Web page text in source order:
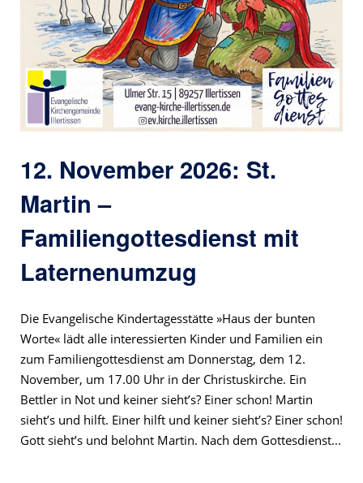
12. November 2026: St.
Martin –
Familiengottesdienst mit
Laternenumzug
Die Evangelische Kindertagesstätte »Haus der bunten
Worte« lädt alle interessierten Kinder und Familien ein
zum Familiengottesdienst am Donnerstag, dem 12.
November, um 17.00 Uhr in der Christuskirche. Ein
Bettler in Not und keiner sieht’s? Einer schon! Martin
sieht’s und hilft. Einer hilft und keiner sieht’s? Einer schon!
Gott sieht’s und belohnt Martin. Nach dem Gottesdienst...